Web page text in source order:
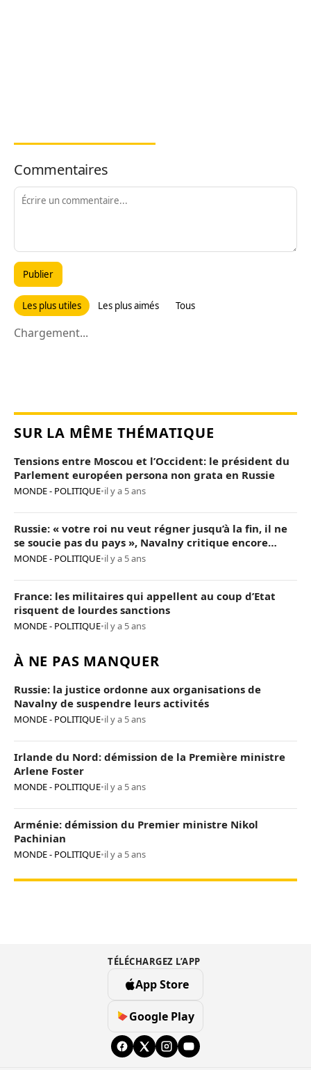
Commentaires
Publier
Les plus utiles Les plus aimés Tous
Chargement...
SUR LA MÊME THÉMATIQUE
Tensions entre Moscou et l’Occident: le président du
Parlement européen persona non grata en Russie
MONDE - POLITIQUE•il y a 5 ans
Russie: « votre roi nu veut régner jusqu’à la fin, il ne
se soucie pas du pays », Navalny critique encore
Poutine
MONDE - POLITIQUE•il y a 5 ans
France: les militaires qui appellent au coup d’Etat
risquent de lourdes sanctions
MONDE - POLITIQUE•il y a 5 ans
À NE PAS MANQUER
Russie: la justice ordonne aux organisations de
Navalny de suspendre leurs activités
MONDE - POLITIQUE•il y a 5 ans
Irlande du Nord: démission de la Première ministre
Arlene Foster
MONDE - POLITIQUE•il y a 5 ans
Arménie: démission du Premier ministre Nikol
Pachinian
MONDE - POLITIQUE•il y a 5 ans
TÉLÉCHARGEZ L’APP
App Store
Google Play